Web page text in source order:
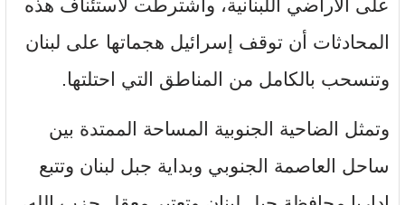
على الأراضي اللبنانية، واشترطت لاستئناف هذه
المحادثات أن توقف إسرائيل هجماتها على لبنان
وتنسحب بالكامل من المناطق التي احتلتها.
وتمثل الضاحية الجنوبية المساحة الممتدة بين
ساحل العاصمة الجنوبي وبداية جبل لبنان وتتبع